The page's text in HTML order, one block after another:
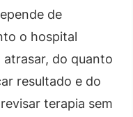
de
o hospital
do quanto
resultado e do
terapia sem